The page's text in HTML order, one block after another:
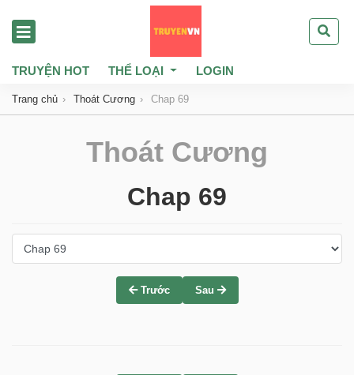
TRUYỆN HOT THỂ LOẠI LOGIN
Trang chủ Thoát Cương Chap 69
Thoát Cương
Chap 69
Trước Sau